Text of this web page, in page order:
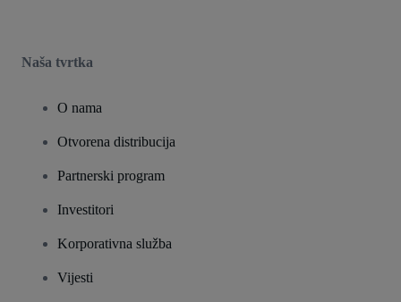
Naša tvrtka
O nama
Otvorena distribucija
Partnerski program
Investitori
Korporativna služba
Vijesti